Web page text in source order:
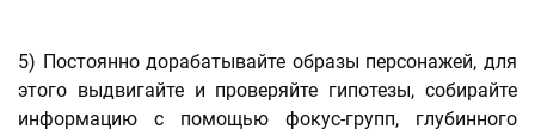
5) Постоянно дорабатывайте образы персонажей, для
этого выдвигайте и проверяйте гипотезы, собирайте
информацию с помощью фокус-групп, глубинного